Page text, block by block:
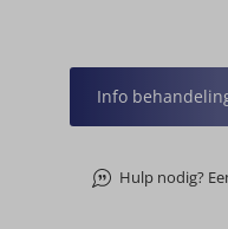
Info
Hulp nodig?